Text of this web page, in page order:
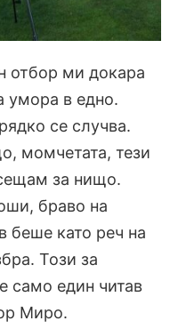
отбор ми докара
умора в едно.
се случва.
момчетата, тези
за нищо.
браво на
беше като реч на
Този за
само един читав
Миро.